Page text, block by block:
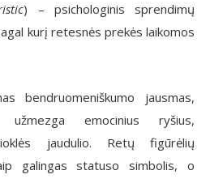
) – psichologinis sprendimų
kurį retesnės prekės laikomos
bendruomeniškumo jausmas,
užmezga emocinius ryšius,
jaudulio. Retų figūrėlių
galingas statuso simbolis, o